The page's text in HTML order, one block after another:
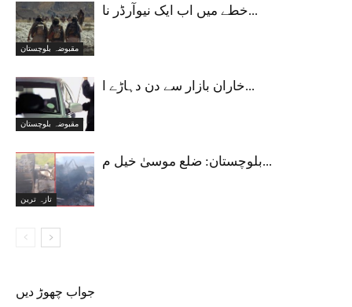
مقبوضہ بلوچستان
خطے میں اب ایک نیوآرڈر نا...
مقبوضہ بلوچستان
خاران بازار سے دن دہاڑے ا...
تازہ ترین
بلوچستان: ضلع موسیٰ خیل م...
جواب چھوڑ دیں